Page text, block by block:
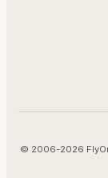
© 2006-2026